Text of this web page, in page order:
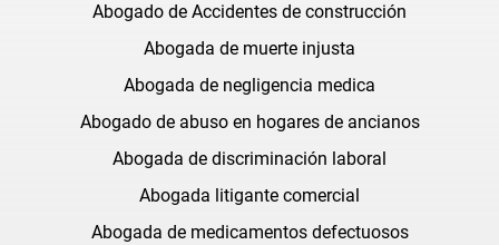
Abogado de Accidentes de construcción
Abogada de muerte injusta
Abogada de negligencia medica
Abogado de abuso en hogares de ancianos
Abogada de discriminación laboral
Abogada litigante comercial
Abogada de medicamentos defectuosos